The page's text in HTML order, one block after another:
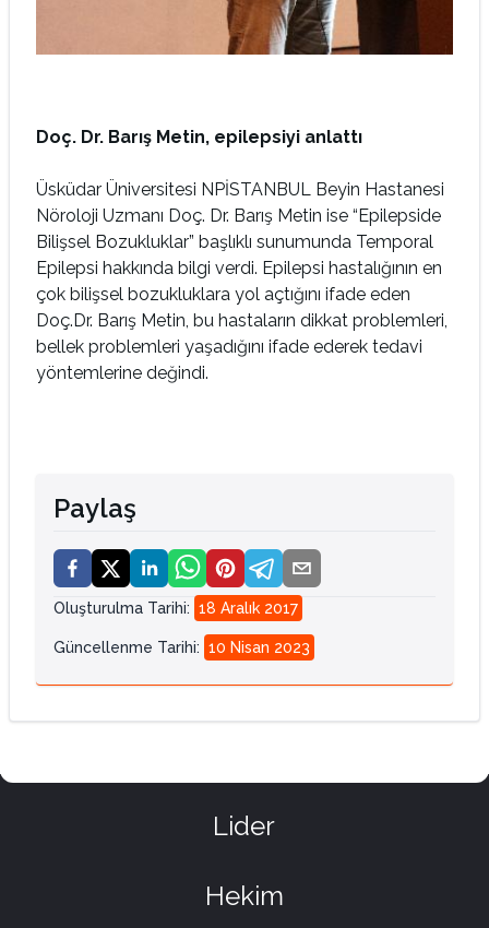
Doç. Dr. Barış Metin, epilepsiyi anlattı
Üsküdar Üniversitesi NPİSTANBUL Beyin Hastanesi
Nöroloji Uzmanı Doç. Dr. Barış Metin ise “Epilepside
Bilişsel Bozukluklar” başlıklı sunumunda Temporal
Epilepsi hakkında bilgi verdi. Epilepsi hastalığının en
çok bilişsel bozukluklara yol açtığını ifade eden
Doç.Dr. Barış Metin, bu hastaların dikkat problemleri,
bellek problemleri yaşadığını ifade ederek tedavi
yöntemlerine değindi.
Paylaş
Oluşturulma Tarihi: 18 Aralık 2017
Güncellenme Tarihi: 10 Nisan 2023
Lider
Hekim